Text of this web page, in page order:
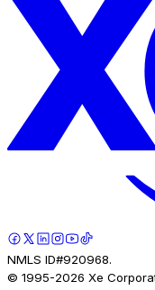
NMLS ID#920968.
© 1995-2026 Xe